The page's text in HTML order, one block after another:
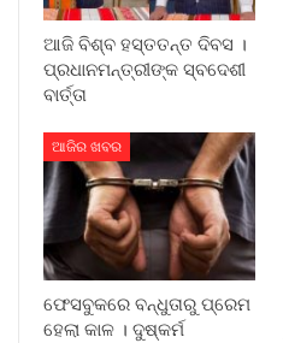
ଆଜି ବିଶ୍ବ ହସ୍ତତନ୍ତ ଦିବସ ।
ପ୍ରଧାନମନ୍ତ୍ରୀଙ୍କ ସ୍ବଦେଶୀ
ବାର୍ତ୍ତା
ଆଜିର ଖବର
ଫେସବୁକରେ ବନ୍ଧୁତାରୁ ପ୍ରେମ
ହେଲା କାଳ । ଦୁଷ୍କର୍ମ